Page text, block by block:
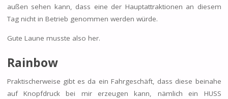
außen sehen kann, dass eine der Hauptattraktionen an diesem
Tag nicht in Betrieb genommen werden würde.
Gute Laune musste also her.
Rainbow
Praktischerweise gibt es da ein Fahrgeschäft, dass diese beinahe
auf Knopfdruck bei mir erzeugen kann, nämlich ein HUSS